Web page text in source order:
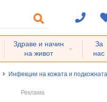
Здраве и начин
на живот
За
нас
Инфекции на кожата и